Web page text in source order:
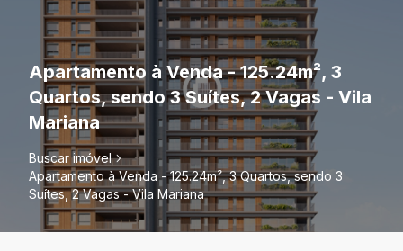
Apartamento à Venda - 125.24m², 3
Quartos, sendo 3 Suítes, 2 Vagas - Vila
Mariana
Buscar imóvel
Apartamento à Venda - 125.24m², 3 Quartos, sendo 3
Suítes, 2 Vagas - Vila Mariana